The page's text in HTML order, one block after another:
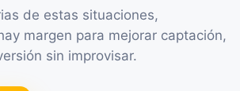
de estas situaciones,
margen para mejorar captación,
sin improvisar.